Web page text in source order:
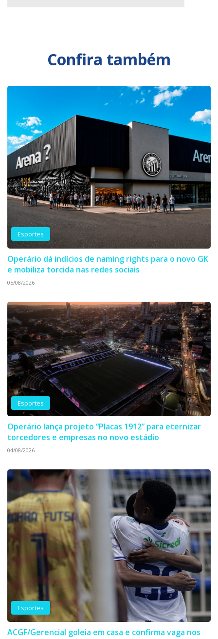
Confira também
Esportes
Operário dá indícios de naming rights para o novo GK
e mobiliza torcida nas redes sociais
05/08/2026
Esportes
Operário lança projeto “Placas 1912” para eternizar
torcedores e empresas no novo estádio
04/08/2026
Esportes
ACGF/Gerencial goleia em casa e confirma vaga nos